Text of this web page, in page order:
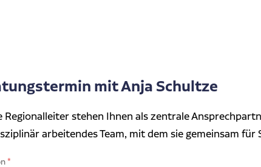
mit Anja Schultze
Regionalleiter stehen Ihnen als zentrale
arbeitendes Team, mit dem sie gemeinsam für